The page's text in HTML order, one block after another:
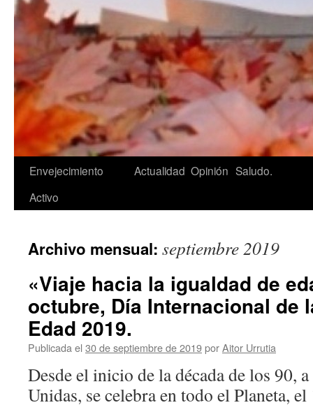
Saltar
Envejecimiento
Activo
Actualidad Opinión Saludo.
Archivo mensual: septiembre 2019
«Viaje hacia la igualdad de
octubre, Día Internacional de
Edad 2019.
Publicada el 30 de septiembre de 2019porAitor Urrutia
Desde el inicio de la década de los 90,
Unidas, se celebra en todo el Planeta,